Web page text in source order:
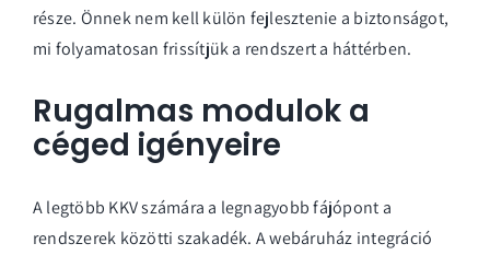
része. Önnek nem kell külön fejlesztenie a biztonságot,
mi folyamatosan frissítjük a rendszert a háttérben.
Rugalmas modulok a
céged igényeire
A legtöbb KKV számára a legnagyobb fájópont a
rendszerek közötti szakadék. A webáruház integráció